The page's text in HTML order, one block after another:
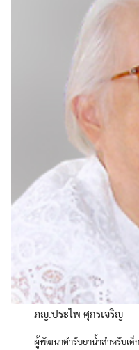
Search
for:
ภญ.ประไพ ศุกรเจริญ
ผู้พัฒนาตำรับยาน้ำสำหรับเด็